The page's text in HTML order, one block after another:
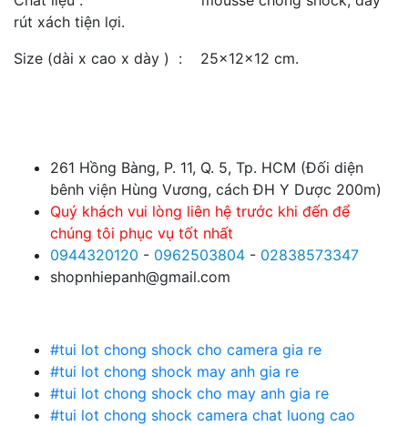
rút xách tiện lợi.
Size (dài x cao x dày ) : 25x12x12 cm.
261 Hồng Bàng, P. 11, Q. 5, Tp. HCM (Đối diện
bênh viện Hùng Vương, cách ĐH Y Dược 200m)
Quý khách vui lòng liên hệ trước khi đến để
chúng tôi phục vụ tốt nhất
0944320120 - 0962503804 - 02838573347
shopnhiepanh@gmail.com
#tui lot chong shock cho camera gia re
#tui lot chong shock may anh gia re
#tui lot chong shock cho may anh gia re
#tui lot chong shock camera chat luong cao